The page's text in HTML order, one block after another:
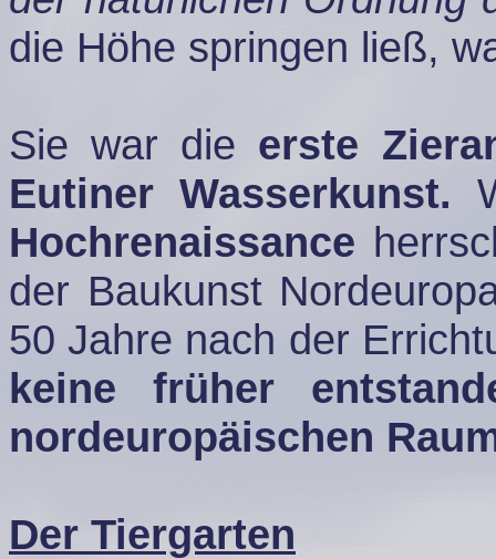
die Höhe springen ließ,
Sie war die erste
Eutiner Wasserkunst.
Hochrenaissance
der Baukunst
50 Jahre nach der
keine früher
nordeuropäischen
Der Tiergarten